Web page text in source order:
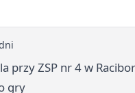
przy ZSP nr 4 w
gry